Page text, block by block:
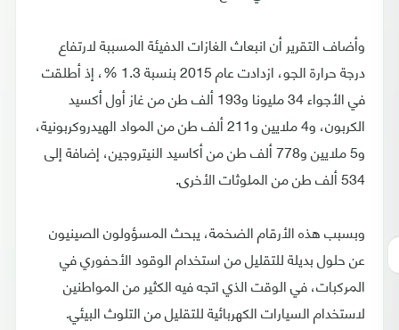
وأضاف التقرير أن انبعاث الغازات الدفيئة المسببة لارتفاع
درجة حرارة الجو، ازدادت عام 2015 بنسبة 1.3 %، إذ أطلقت
في الأجواء 34 مليونا و193 ألف طن من غاز أول أكسيد
الكربون، و4 ملايين و211 ألف طن من المواد الهيدروكربونية،
و5 ملايين و778 ألف طن من أكاسيد النيتروجين، إضافة إلى
534 ألف طن من الملوثات الأخرى.
وبسبب هذه الأرقام الضخمة، يبحث المسؤولون الصينيون
عن حلول بديلة للتقليل من استخدام الوقود الأحفوري في
المركبات، في الوقت الذي اتجه فيه الكثير من المواطنين
لاستخدام السيارات الكهربائية للتقليل من التلوث البيئي.